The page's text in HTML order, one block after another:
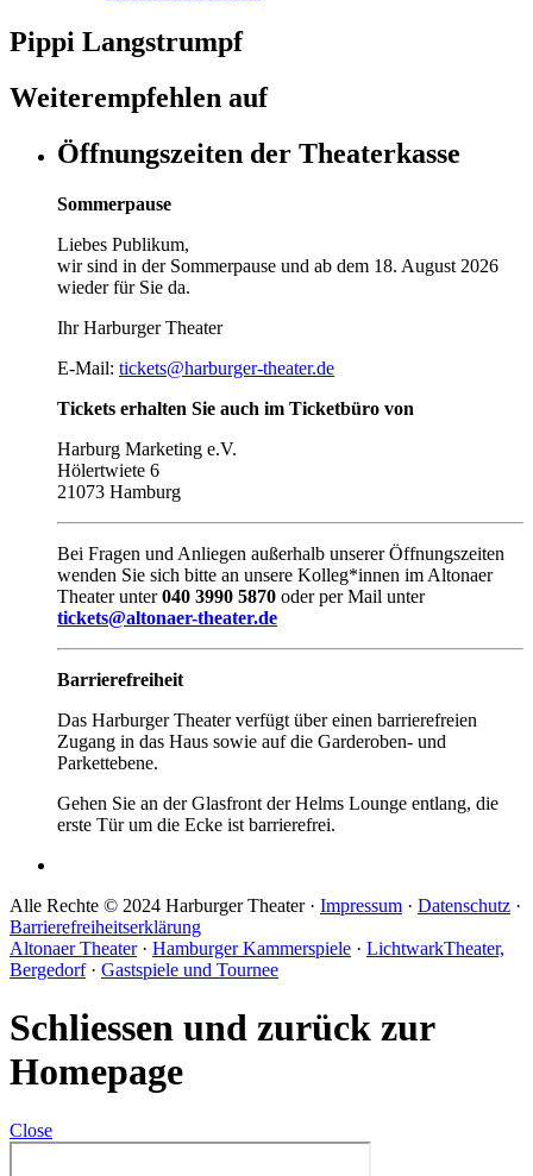
Pippi Langstrumpf
Weiterempfehlen auf
Öffnungszeiten der Theaterkasse
Sommerpause
Liebes Publikum,
wir sind in der Sommerpause und ab dem 18. August 2026
wieder für Sie da.
Ihr Harburger Theater
E-Mail: tickets@harburger-theater.de
Tickets erhalten Sie auch im Ticketbüro von
Harburg Marketing e.V.
Hölertwiete 6
21073 Hamburg
Bei Fragen und Anliegen außerhalb unserer Öffnungszeiten
wenden Sie sich bitte an unsere Kolleg*innen im Altonaer
Theater unter040 3990 5870 oder per Mail unter
tickets@altonaer-theater.de
Barrierefreiheit
Das Harburger Theater verfügt über einen barrierefreien
Zugang in das Haus sowie auf die Garderoben- und
Parkettebene.
Gehen Sie an der Glasfront der Helms Lounge entlang, die
erste Tür um die Ecke ist barrierefrei.
Alle Rechte © 2024 Harburger Theater · Impressum · Datenschutz ·
Barrierefreiheitserklärung
Altonaer Theater· Hamburger Kammerspiele · LichtwarkTheater,
Bergedorf· Gastspiele und Tournee
Schliessen und zurück zur
Homepage
Close